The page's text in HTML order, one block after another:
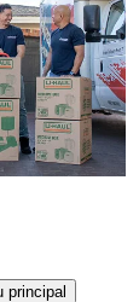
principal